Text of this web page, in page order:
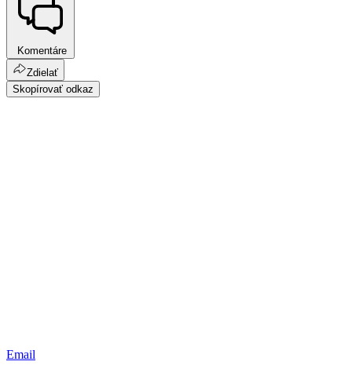
Komentáre
Zdielať
Skopírovať odkaz
Email